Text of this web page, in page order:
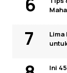
Lima
Ini